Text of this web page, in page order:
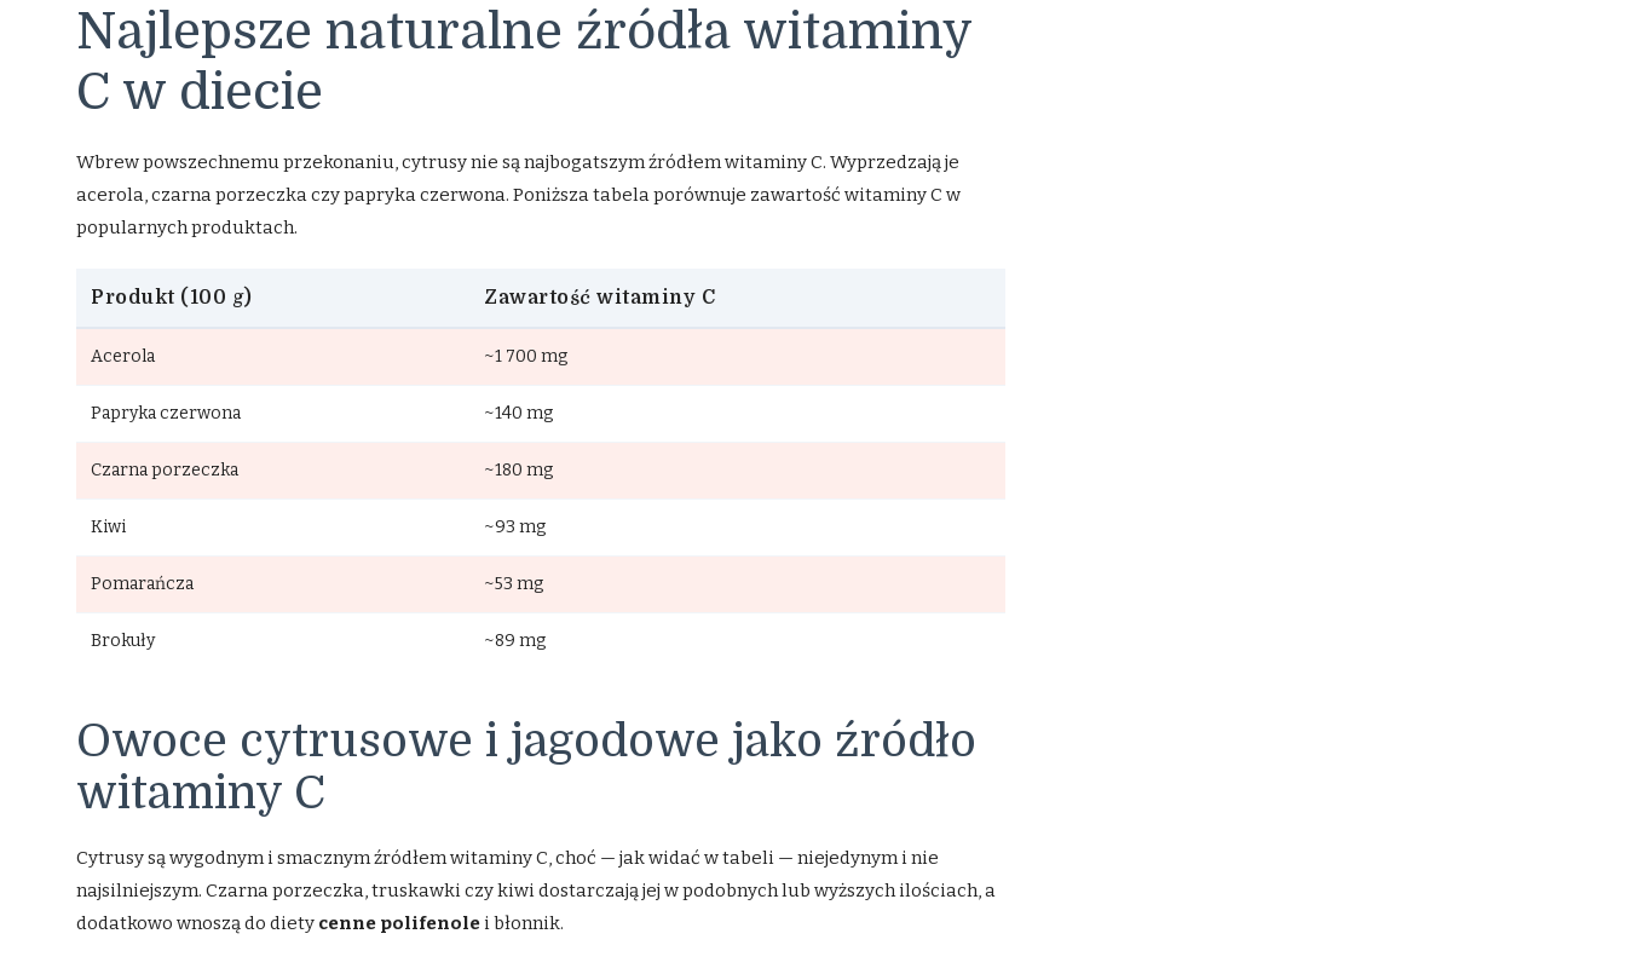
Najlepsze naturalne źródła witaminy
C w diecie
Wbrew powszechnemu przekonaniu, cytrusy nie są najbogatszym źródłem witaminy C. Wyprzedzają je
acerola, czarna porzeczka czy papryka czerwona. Poniższa tabela porównuje zawartość witaminy C w
popularnych produktach.
Produkt (100 g) Zawartość witaminy C
Acerola ~1 700 mg
Papryka czerwona ~140 mg
Czarna porzeczka ~180 mg
Kiwi ~93 mg
Pomarańcza ~53 mg
Brokuły ~89 mg
Owoce cytrusowe i jagodowe jako źródło
witaminy C
Cytrusy są wygodnym i smacznym źródłem witaminy C, choć — jak widać w tabeli — niejedynym i nie
najsilniejszym. Czarna porzeczka, truskawki czy kiwi dostarczają jej w podobnych lub wyższych ilościach, a
dodatkowo wnoszą do diety cenne polifenole i błonnik.